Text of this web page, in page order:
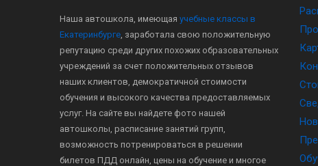
Наша автошкола, имеющая учебные классы в
Екатеринбурге , заработала свою положительную
репутацию среди других похожих образовательных
учреждений за счет положительных отзывов
наших клиентов, демократичной стоимости
обучения и высокого качества предоставляемых
услуг. На сайте вы найдете фото нашей
автошколы, расписание занятий групп,
возможность потренироваться в решении
билетов ПДД онлайн, цены на обучение и многое